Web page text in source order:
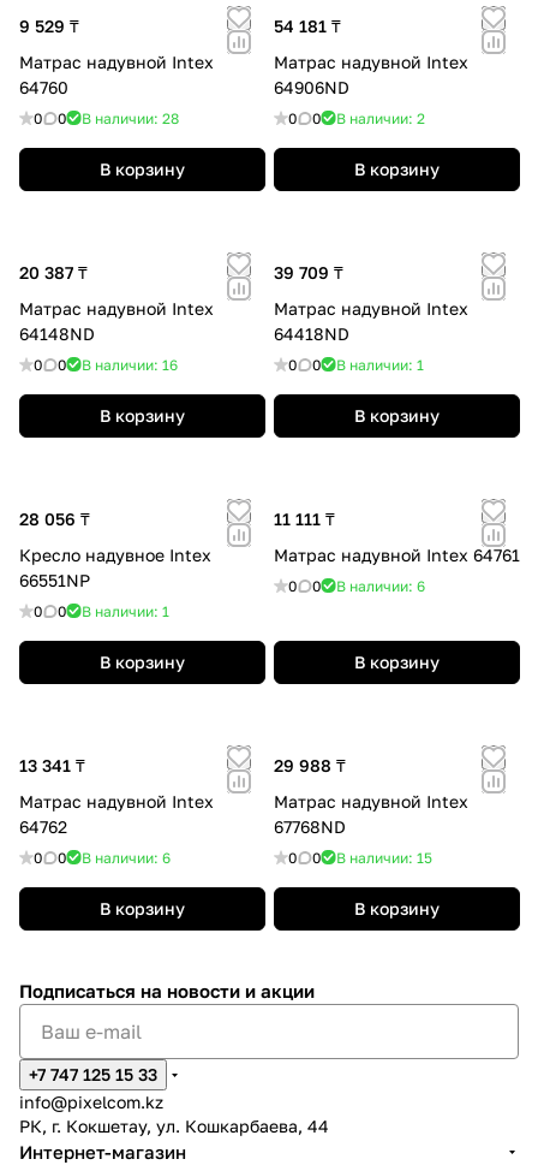
9 529 ₸
Матрас надувной Intex
64760
0 0 В наличии: 28
В корзину
54 181 ₸
Матрас надувной Intex
64906ND
0 0 В наличии: 2
В корзину
20 387 ₸
Матрас надувной Intex
64148ND
0 0 В наличии: 16
В корзину
39 709 ₸
Матрас надувной Intex
64418ND
0 0 В наличии: 1
В корзину
28 056 ₸
Кресло надувное Intex
66551NP
0 0 В наличии: 1
В корзину
11 111 ₸
Матрас надувной Intex 64761
0 0 В наличии: 6
В корзину
13 341 ₸
Матрас надувной Intex
64762
0 0 В наличии: 6
В корзину
29 988 ₸
Матрас надувной Intex
67768ND
0 0 В наличии: 15
В корзину
Подписаться на новости и акции
+7 747 125 15 33
info@pixelcom.kz
РК, г. Кокшетау, ул. Кошкарбаева, 44
Интернет-магазин